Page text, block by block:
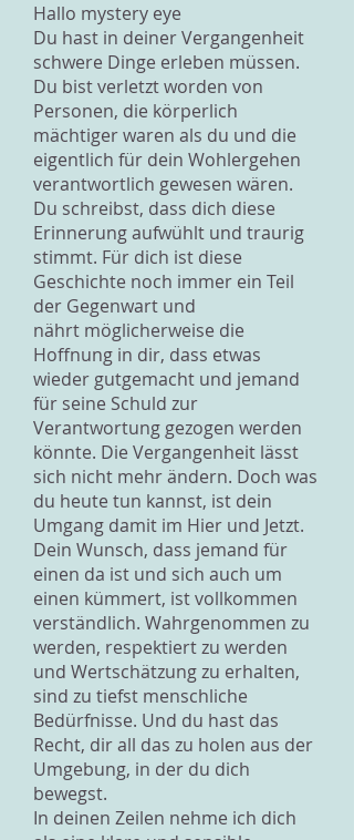
Hallo mystery eye
Du hast in deiner Vergangenheit
schwere Dinge erleben müssen.
Du bist verletzt worden von
Personen, die körperlich
mächtiger waren als du und die
eigentlich für dein Wohlergehen
verantwortlich gewesen wären.
Du schreibst, dass dich diese
Erinnerung aufwühlt und traurig
stimmt. Für dich ist diese
Geschichte noch immer ein Teil
der Gegenwart und
nährt möglicherweise die
Hoffnung in dir, dass etwas
wieder gutgemacht und jemand
für seine Schuld zur
Verantwortung gezogen werden
könnte. Die Vergangenheit lässt
sich nicht mehr ändern. Doch was
du heute tun kannst, ist dein
Umgang damit im Hier und Jetzt.
Dein Wunsch, dass jemand für
einen da ist und sich auch um
einen kümmert, ist vollkommen
verständlich. Wahrgenommen zu
werden, respektiert zu werden
und Wertschätzung zu erhalten,
sind zu tiefst menschliche
Bedürfnisse. Und du hast das
Recht, dir all das zu holen aus der
Umgebung, in der du dich
bewegst.
In deinen Zeilen nehme ich dich